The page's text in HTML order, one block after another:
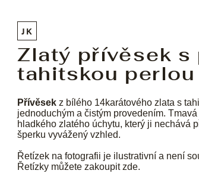
JK
Zlatý přívěsek
tahitskou perlou
Přívěsek z bílého 14karátového zlata s
jednoduchým a čistým provedením.
hladkého zlatého úchytu, který ji nechává
šperku vyvážený vzhled.
Řetízek na fotografii je ilustrativní a není
Řetízky můžete zakoupitzde.